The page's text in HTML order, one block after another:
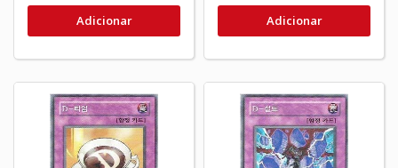
Adicionar Adicionar